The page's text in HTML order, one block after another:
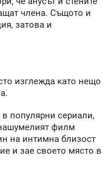
члена. Същото и
затова и
изглежда като нещо
популярни сериали,
филм
на интимна близост
и зае своето място в